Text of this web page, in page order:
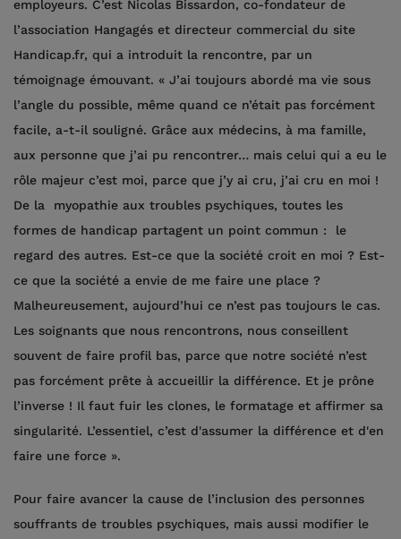
employeurs. C’est Nicolas Bissardon, co-fondateur de
l’association Hangagés et directeur commercial du site
Handicap.fr, qui a introduit la rencontre, par un
témoignage émouvant. « J’ai toujours abordé ma vie sous
l’angle du possible, même quand ce n’était pas forcément
facile, a-t-il souligné. Grâce aux médecins, à ma famille,
aux personne que j’ai pu rencontrer… mais celui qui a eu le
rôle majeur c’est moi, parce que j’y ai cru, j’ai cru en moi !
De la myopathie aux troubles psychiques, toutes les
formes de handicap partagent un point commun : le
regard des autres. Est-ce que la société croit en moi ? Est-
ce que la société a envie de me faire une place ?
Malheureusement, aujourd’hui ce n’est pas toujours le cas.
Les soignants que nous rencontrons, nous conseillent
souvent de faire profil bas, parce que notre société n’est
pas forcément prête à accueillir la différence. Et je prône
l’inverse ! Il faut fuir les clones, le formatage et affirmer sa
singularité. L’essentiel, c’est d'assumer la différence et d'en
faire une force ».
Pour faire avancer la cause de l’inclusion des personnes
souffrants de troubles psychiques, mais aussi modifier le